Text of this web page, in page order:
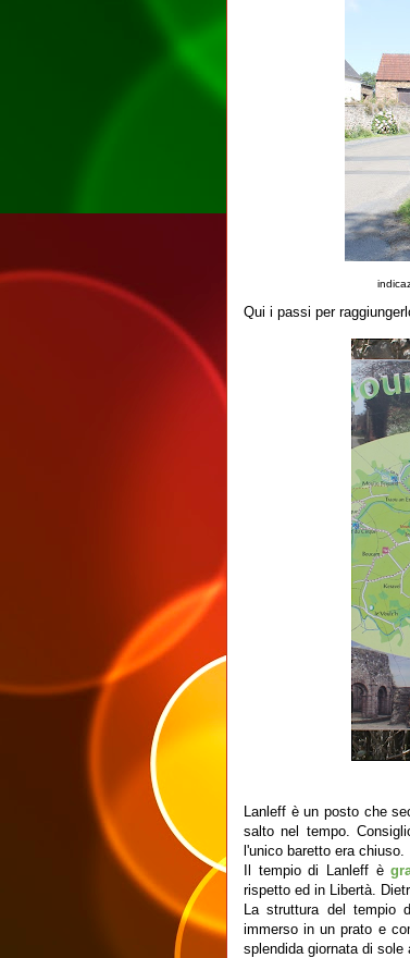
Qui i passi per
Lanleff è un posto che
salto nel tempo.
l'unico baretto era chiuso.
Il tempio di Lanleff è
rispetto ed in Libertà.
La struttura del
immerso in un prato e
splendida giornata di sole